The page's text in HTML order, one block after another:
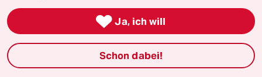
taz frisch
taz zahl ich
taz lab Infobrief
 Ja, ich will
Schon dabei!